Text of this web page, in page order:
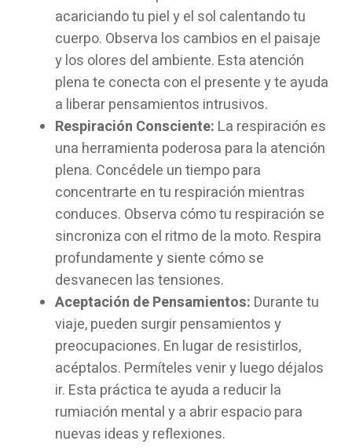
acariciando tu piel y el sol calentando tu
cuerpo. Observa los cambios en el paisaje
y los olores del ambiente. Esta atención
plena te conecta con el presente y te ayuda
a liberar pensamientos intrusivos.
Respiración Consciente: La respiración es
una herramienta poderosa para la atención
plena. Concédele un tiempo para
concentrarte en tu respiración mientras
conduces. Observa cómo tu respiración se
sincroniza con el ritmo de la moto. Respira
profundamente y siente cómo se
desvanecen las tensiones.
Aceptación de Pensamientos: Durante tu
viaje, pueden surgir pensamientos y
preocupaciones. En lugar de resistirlos,
acéptalos. Permíteles venir y luego déjalos
ir. Esta práctica te ayuda a reducir la
rumiación mental y a abrir espacio para
nuevas ideas y reflexiones.